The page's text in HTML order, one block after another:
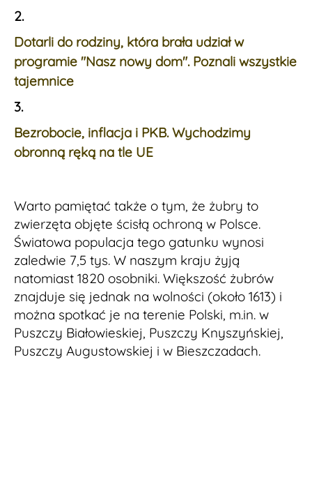
2.
Dotarli do rodziny, która brała udział w
programie "Nasz nowy dom". Poznali wszystkie
tajemnice
3.
Bezrobocie, inflacja i PKB. Wychodzimy
obronną ręką na tle UE
Warto pamiętać także o tym, że żubry to
zwierzęta objęte ścisłą ochroną w Polsce.
Światowa populacja tego gatunku wynosi
zaledwie 7,5 tys. W naszym kraju żyją
natomiast 1820 osobniki. Większość żubrów
znajduje się jednak na wolności (około 1613) i
można spotkać je na terenie Polski, m.in. w
Puszczy Białowieskiej, Puszczy Knyszyńskiej,
Puszczy Augustowskiej i w Bieszczadach.